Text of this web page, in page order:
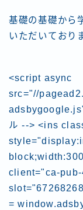
基礎の基礎から
いただいており
<script async
src="//
ル --> <ins
client="ca-
=